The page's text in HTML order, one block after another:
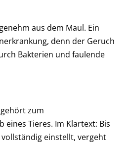
aus dem Maul. Ein
denn der Geruch
Bakterien und faulende
zum
eines Tieres. Im Klartext: Bis
vollständig einstellt, vergeht